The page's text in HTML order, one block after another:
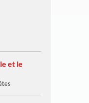
et le